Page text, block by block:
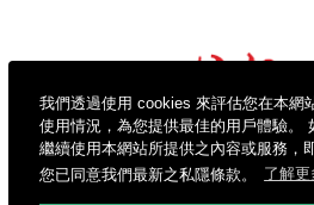
我們透過使用 cookies 來評估您在本網
使用情況，為您提供最佳的用戶體驗。
繼續使用本網站所提供之內容或服務，
您已同意我們最新之私隱條款。
了解更
信報財經新聞有限公司版權
Copyright © 2026 Hong Kong